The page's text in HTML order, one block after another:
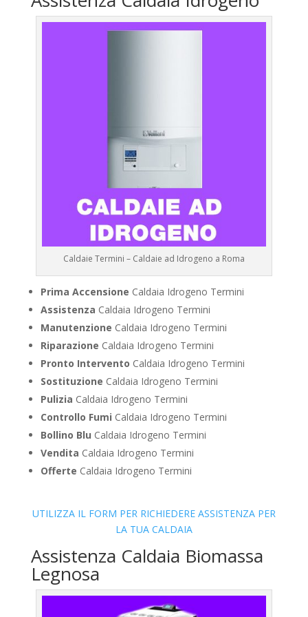
Caldaie Termini – Caldaie ad Idrogeno a Roma
Prima Accensione Caldaia Idrogeno Termini
Assistenza Caldaia Idrogeno Termini
Manutenzione Caldaia Idrogeno Termini
Riparazione Caldaia Idrogeno Termini
Pronto Intervento Caldaia Idrogeno Termini
Sostituzione Caldaia Idrogeno Termini
Pulizia Caldaia Idrogeno Termini
Controllo Fumi Caldaia Idrogeno Termini
Bollino Blu Caldaia Idrogeno Termini
Vendita Caldaia Idrogeno Termini
Offerte Caldaia Idrogeno Termini
UTILIZZA IL FORM PER RICHIEDERE ASSISTENZA PER
LA TUA CALDAIA
Assistenza Caldaia Biomassa
Legnosa